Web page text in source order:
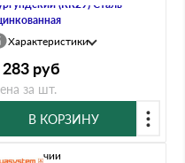
(RR29) Сталь
Характеристики
283 руб
за шт.
В КОРЗИНУ
В наличии